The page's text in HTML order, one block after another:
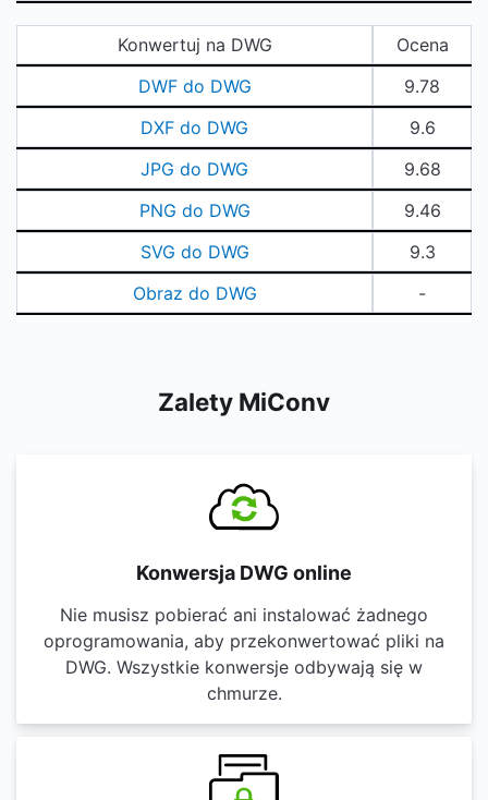
Konwertuj na DWG
Ocena
DWF do DWG
9.78
DXF do DWG
9.6
JPG do DWG
9.68
PNG do DWG
9.46
SVG do DWG
9.3
Obraz do DWG
-
Zalety MiConv
Konwersja DWG online
Nie musisz pobierać ani instalować żadnego
oprogramowania, aby przekonwertować pliki na
DWG. Wszystkie konwersje odbywają się w
chmurze.